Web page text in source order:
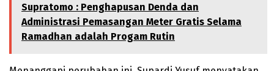
Supratomo : Penghapusan Denda dan
Administrasi Pemasangan Meter Gratis Selama
Ramadhan adalah Progam Rutin